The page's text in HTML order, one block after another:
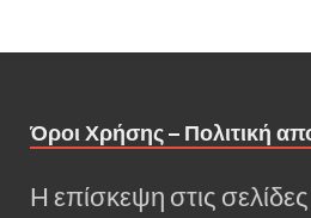
Όροι Χρήσης – Πολιτική
Η επίσκεψη στις